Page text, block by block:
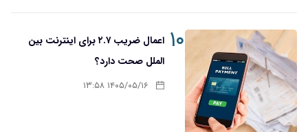
۱۰
اعمال ضریب ۲.۷ برای اینترنت بین
الملل صحت دارد؟
۱۴۰۵/۰۵/۱۶ ۱۳:۵۸